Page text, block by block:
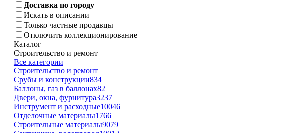
Доставка по городу
Искать в описании
Только частные продавцы
Отключить коллекционирование
Каталог
Строительство и ремонт
Все категории
Строительство и ремонт
Срубы и конструкции834
Баллоны, газ в баллонах82
Двери, окна, фурнитура3237
Инструмент и расходные10046
Отделочные материалы1766
Строительные материалы9079